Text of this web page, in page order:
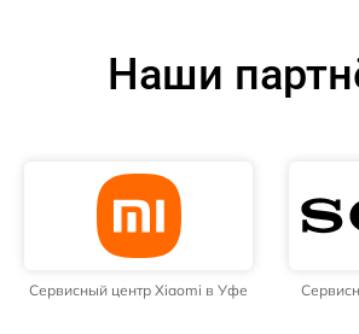
Наши
Сервисный центр Xiaomi в Уфе